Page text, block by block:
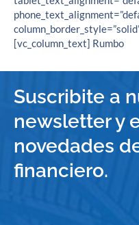
[vc_column_text] Rumbo
Suscribite a
newsletter y
novedades
financiero.